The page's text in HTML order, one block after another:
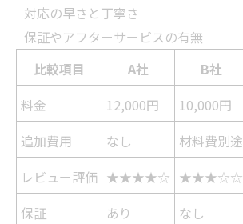
対応の早さと丁寧さ
保証やアフターサービスの有無
比較項目
A社 B社
料金
12,000円 10,000円
追加費用
なし 材料費別途
レビュー評価 ★★★★☆ ★★★☆☆
保証
あり なし